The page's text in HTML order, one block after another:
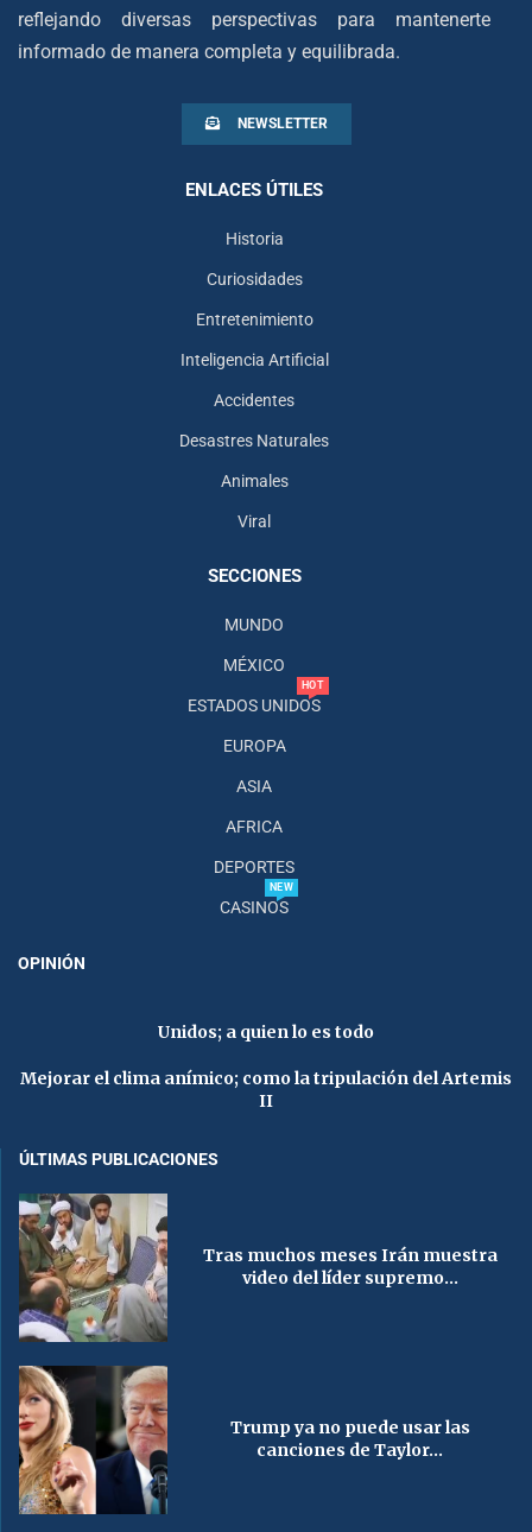
reflejando diversas perspectivas para mantenerte
informado de manera completa y equilibrada.
NEWSLETTER
ENLACES ÚTILES
Historia
Curiosidades
Entretenimiento
Inteligencia Artificial
Accidentes
Desastres Naturales
Animales
Viral
SECCIONES
MUNDO
MÉXICO
ESTADOS UNIDOS
HOT
EUROPA
ASIA
AFRICA
DEPORTES
CASINOS
NEW
OPINIÓN
Unidos; a quien lo es todo
Mejorar el clima anímico; como la tripulación del Artemis
II
ÚLTIMAS PUBLICACIONES
Tras muchos meses Irán muestra
video del líder supremo...
Trump ya no puede usar las
canciones de Taylor...